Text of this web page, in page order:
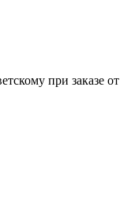
при заказе от